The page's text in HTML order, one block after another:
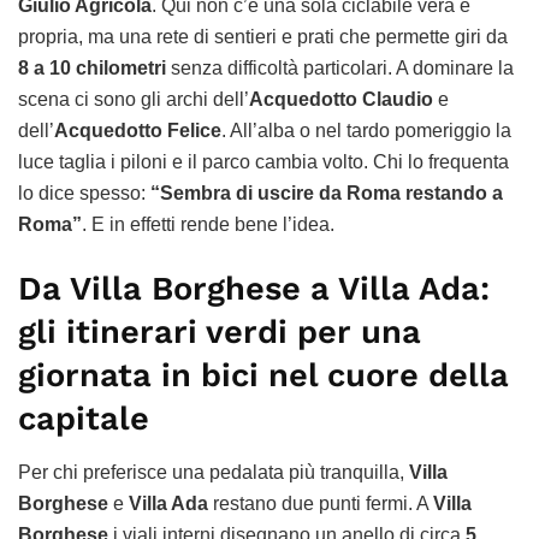
Giulio Agricola. Qui non c’è una sola ciclabile vera e
propria, ma una rete di sentieri e prati che permette giri da
8 a 10 chilometri senza difficoltà particolari. A dominare la
scena ci sono gli archi dell’Acquedotto Claudio e
dell’Acquedotto Felice. All’alba o nel tardo pomeriggio la
luce taglia i piloni e il parco cambia volto. Chi lo frequenta
lo dice spesso: “Sembra di uscire da Roma restando a
Roma”. E in effetti rende bene l’idea.
Da Villa Borghese a Villa Ada:
gli itinerari verdi per una
giornata in bici nel cuore della
capitale
Per chi preferisce una pedalata più tranquilla, Villa
Borghese e Villa Ada restano due punti fermi. A Villa
Borghese i viali interni disegnano un anello di circa 5